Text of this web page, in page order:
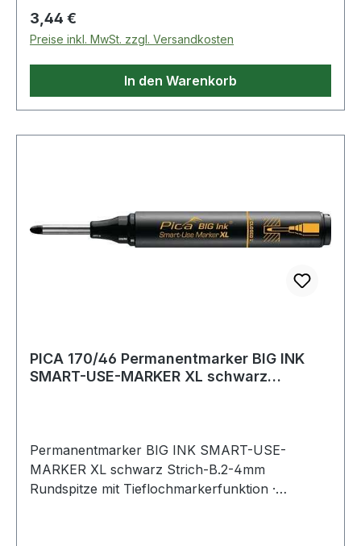
mindestens zu 90% aus nachwachsenden
Rohstoffen · klimaneutrales Produkt gemäß
ClimatePartner-ID 13742-1910-1001 · die
Neontinte ist auf wasserbasis und hat eine hohe
Farbbrillanz · nachfüllbar
Regulärer Preis:
3,44 €
Preise inkl. MwSt. zzgl. Versandkosten
In den Warenkorb
PICA 170/46 Permanentmarker BIG INK
SMART-USE-MARKER XL schwarz
Permanentmarker BIG INK SMART-USE-
MARKER XL schwarz Strich-B.2-4mm
Rundspitze mit Tieflochmarkerfunktion ·